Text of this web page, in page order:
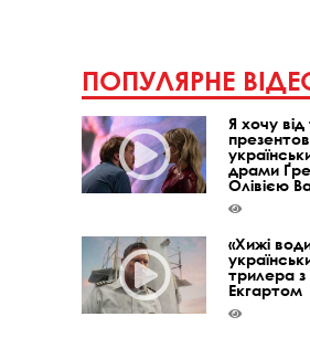
ПОПУЛЯРНЕ
Я хочу
драми
Олівією
«Хижі
трилера
Екгартом